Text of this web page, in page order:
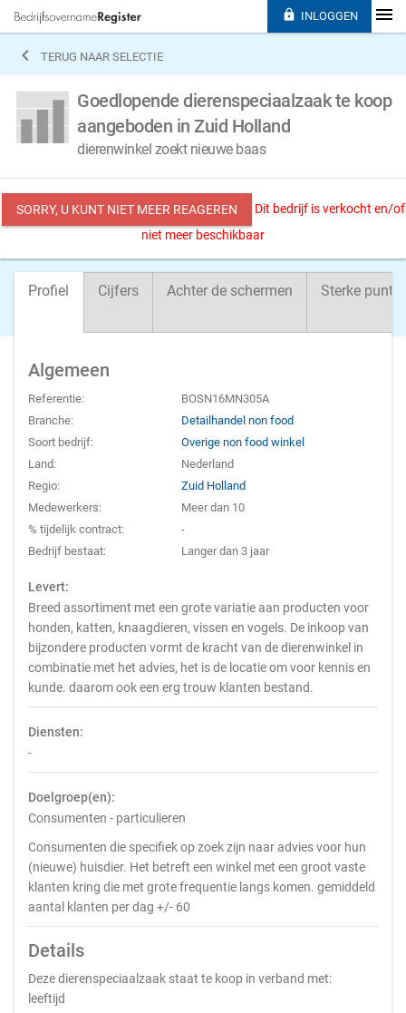
 TERUG NAAR SELECTIE
Goedlopende dierenspeciaalzaak te koop
aangeboden in Zuid Holland
dierenwinkel zoekt nieuwe baas
SORRY, U KUNT NIET MEER REAGEREN
Dit bedrijf is verkocht en/of
niet meer beschikbaar
Profiel Cijfers Achter de schermen Sterke
Algemeen
Referentie:
BOSN16MN305A
Branche:
Detailhandel non food
Soort bedrijf:
Overige non food winkel
Land:
Nederland
Regio:
Zuid Holland
Medewerkers:
Meer dan 10
% tijdelijk contract:
-
Bedrijf bestaat:
Langer dan 3 jaar
Levert:
Breed assortiment met een grote variatie aan producten voor
honden, katten, knaagdieren, vissen en vogels. De inkoop van
bijzondere producten vormt de kracht van de dierenwinkel in
combinatie met het advies, het is de locatie om voor kennis en
kunde. daarom ook een erg trouw klanten bestand.
Diensten:
-
Doelgroep(en):
Consumenten - particulieren
Consumenten die specifiek op zoek zijn naar advies voor hun
(nieuwe) huisdier. Het betreft een winkel met een groot vaste
klanten kring die met grote frequentie langs komen. gemiddeld
aantal klanten per dag +/- 60
Details
Deze dierenspeciaalzaak staat te koop in verband met:
leeftijd
 INLOGGEN